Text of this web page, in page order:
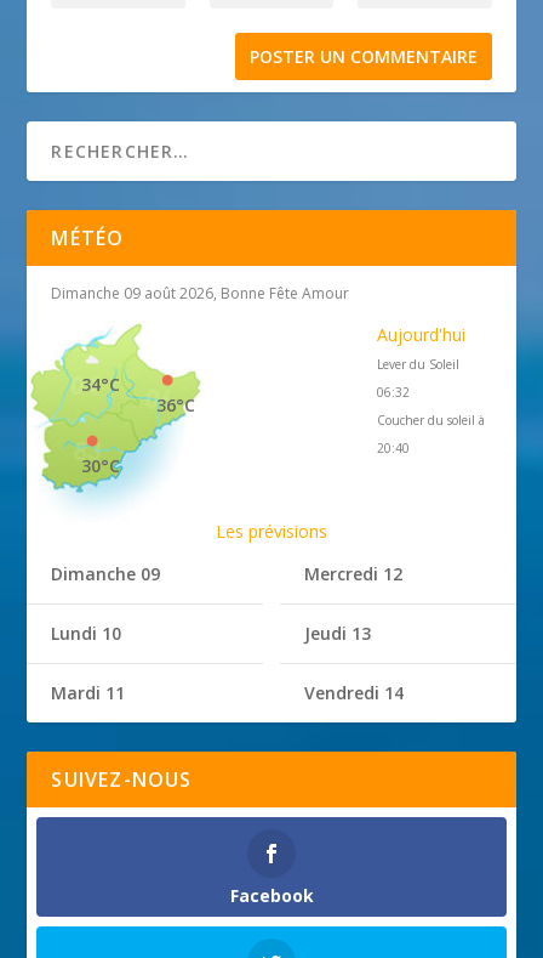
MÉTÉO
Dimanche 09 août 2026, Bonne Fête Amour
36°C
34°C
30°C
Aujourd'hui
Lever du Soleil
06:32
Coucher du soleil à
20:40
Les prévisions
Dimanche 09
Lundi 10
Mardi 11
Mercredi 12
Jeudi 13
Vendredi 14
SUIVEZ-NOUS
Facebook